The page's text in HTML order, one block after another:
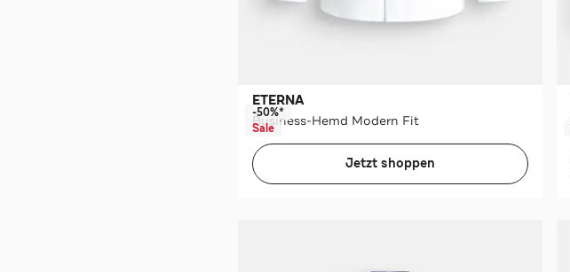
ETERNA
Business-Hemd Modern Fit
-50%*
Sale
Jetzt shoppen